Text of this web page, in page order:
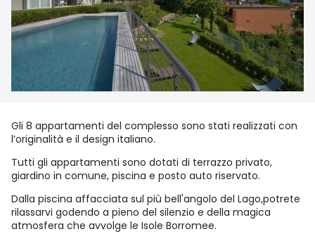
Gli 8 appartamenti del complesso sono stati realizzati con
l’originalità e il design italiano.
Tutti gli appartamenti sono dotati di terrazzo privato,
giardino in comune, piscina e posto auto riservato.
Dalla piscina affacciata sul più bell'angolo del Lago,potrete
rilassarvi godendo a pieno del silenzio e della magica
atmosfera che avvolge le Isole Borromee.